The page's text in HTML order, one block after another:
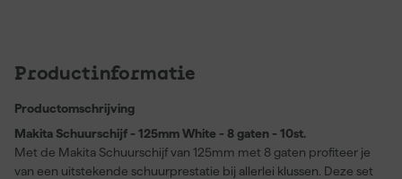
Productinformatie
Productomschrijving
Makita Schuurschijf - 125mm White - 8 gaten - 10st.
Met de Makita Schuurschijf van 125mm met 8 gaten profiteer je
van een uitstekende schuurprestatie bij allerlei klussen. Deze set